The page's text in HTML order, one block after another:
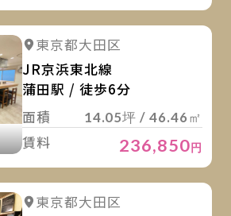
詳細を見る
東京都大田区
JR京浜東北線
蒲田駅 / 徒歩6分
面積
14.05坪 / 46.46㎡
賃料 236,850円
詳細を見る
東京都大田区